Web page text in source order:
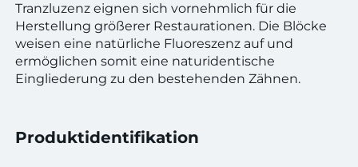
Tranzluzenz eignen sich vornehmlich für die
Herstellung größerer Restaurationen. Die Blöcke
weisen eine natürliche Fluoreszenz auf und
ermöglichen somit eine naturidentische
Eingliederung zu den bestehenden Zähnen.
Produktidentifikation